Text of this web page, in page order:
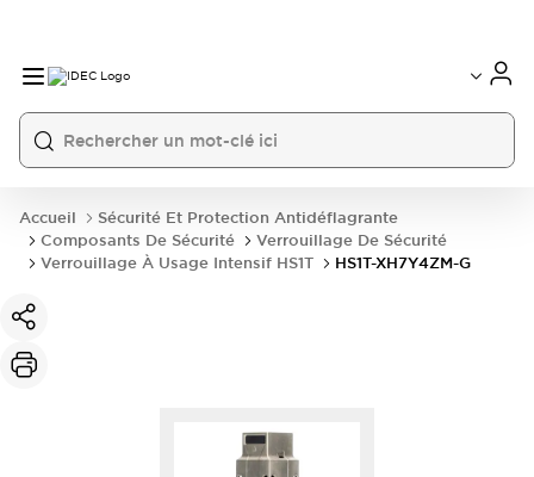
Accueil
Sécurité Et Protection Antidéflagrante
Composants De Sécurité
Verrouillage De Sécurité
Verrouillage À Usage Intensif HS1T
HS1T-XH7Y4ZM-G